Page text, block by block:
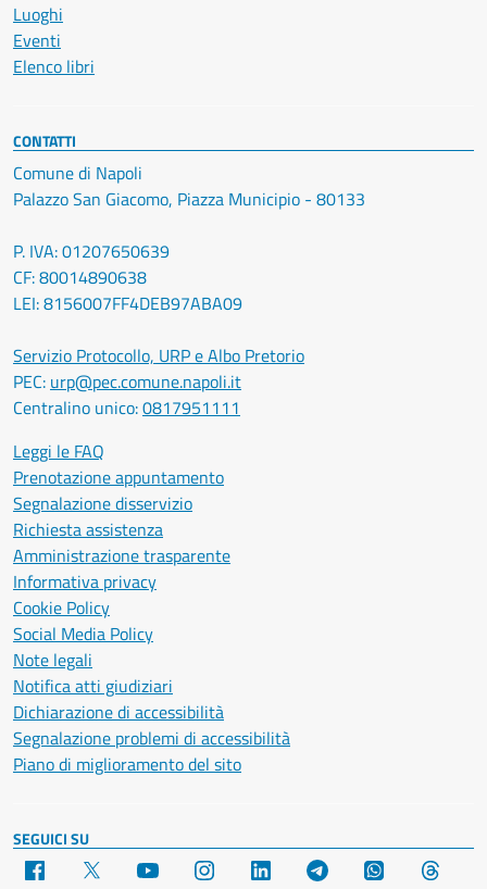
Luoghi
Eventi
Elenco libri
CONTATTI
Comune di Napoli
Palazzo San Giacomo, Piazza Municipio - 80133
P. IVA: 01207650639
CF: 80014890638
LEI: 8156007FF4DEB97ABA09
Servizio Protocollo, URP e Albo Pretorio
PEC: urp@pec.comune.napoli.it
Centralino unico:0817951111
Leggi le FAQ
Prenotazione appuntamento
Segnalazione disservizio
Richiesta assistenza
Amministrazione trasparente
Informativa privacy
Cookie Policy
Social Media Policy
Note legali
Notifica atti giudiziari
Dichiarazione di accessibilità
Segnalazione problemi di accessibilità
Piano di miglioramento del sito
SEGUICI SU
Facebook YouTube Instagram LinkedIn Telegram WhatsApp